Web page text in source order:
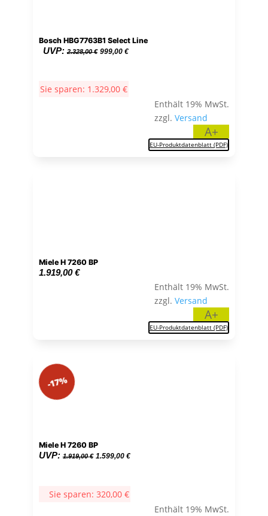
Bosch HBG7763B1 Select Line
UVP: 2.328,00€ Ursprünglicher
2.328,00 €
999,00 €Aktueller
Sie sparen: 1.329,00 €
Enthält 19% MwSt.
zzgl.Versand
A+
EU-Produktdatenblatt (PDF)
Miele H 7260 BP
1.919,00€
Enthält 19% MwSt.
zzgl.Versand
A+
EU-Produktdatenblatt (PDF)
Miele H 7260 BP
UVP: 1.919,00€ Ursprünglicher
1.919,00 €
1.599,00 €Aktueller
Sie sparen: 320,00 €
Enthält 19% MwSt.
-17%